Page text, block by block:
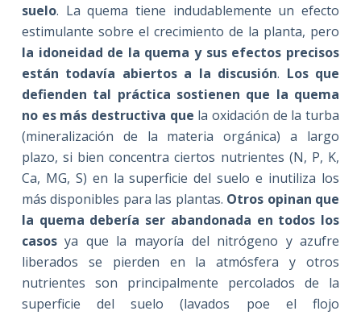
suelo. La quema tiene indudablemente un efecto
estimulante sobre el crecimiento de la planta, pero
la idoneidad de la quema y sus efectos precisos
están todavía abiertos a la discusión. Los que
defienden tal práctica sostienen que la quema
no es más destructiva que la oxidación de la turba
(mineralización de la materia orgánica) a largo
plazo, si bien concentra ciertos nutrientes (N, P, K,
Ca, MG, S) en la superficie del suelo e inutiliza los
más disponibles para las plantas. Otros opinan que
la quema debería ser abandonada en todos los
casosya que la mayoría del nitrógeno y azufre
liberados se pierden en la atmósfera y otros
nutrientes son principalmente percolados de la
superficie del suelo (lavados poe el flojo